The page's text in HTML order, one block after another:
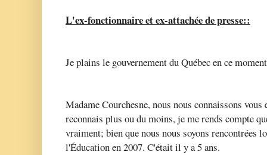
L'ex-fonctionnaire et ex-attachée de presse::
Je plains le gouvernement du Québec en ce
Madame Courchesne, nous nous connaissons
reconnais plus ou du moins, je me rends compte
vraiment; bien que nous nous soyons rencontrées
l'Éducation en 2007. C'était il y a 5 ans.